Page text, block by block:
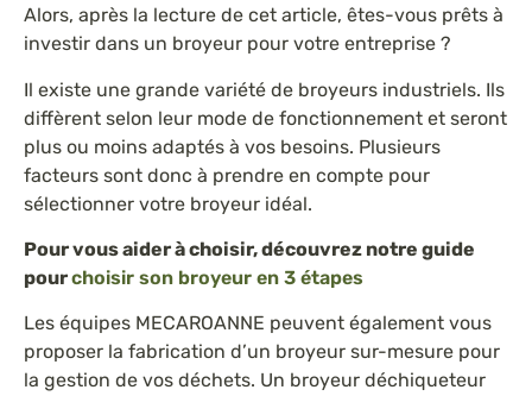
Alors, après la lecture de cet article, êtes-vous prêts à
investir dans un broyeur pour votre entreprise ?
Il existe une grande variété de broyeurs industriels. Ils
diffèrent selon leur mode de fonctionnement et seront
plus ou moins adaptés à vos besoins. Plusieurs
facteurs sont donc à prendre en compte pour
sélectionner votre broyeur idéal.
Pour vous aider à choisir, découvrez notre guide
pourchoisir son broyeur en 3 étapes
Les équipes MECAROANNE peuvent également vous
proposer la fabrication d’un broyeur sur-mesure pour
la gestion de vos déchets. Un broyeur déchiqueteur